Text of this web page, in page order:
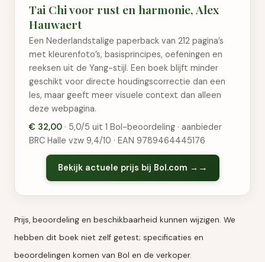
Tai Chi voor rust en harmonie, Alex
Hauwaert
Een Nederlandstalige paperback van 212 pagina’s
met kleurenfoto’s, basisprincipes, oefeningen en
reeksen uit de Yang-stijl. Een boek blijft minder
geschikt voor directe houdingscorrectie dan een
les, maar geeft meer visuele context dan alleen
deze webpagina.
€ 32,00 · 5,0/5 uit 1 Bol-beoordeling · aanbieder
BRC Halle vzw 9,4/10 · EAN 9789464445176
Bekijk actuele prijs bij Bol.com →
Prijs, beoordeling en beschikbaarheid kunnen wijzigen. We
hebben dit boek niet zelf getest; specificaties en
beoordelingen komen van Bol en de verkoper.